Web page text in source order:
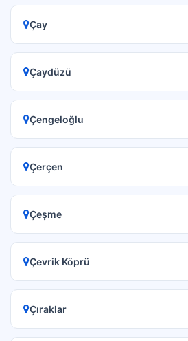
Çay
Çaydüzü
Çengeloğlu
Çerçen
Çeşme
Çevrik Köprü
Çıraklar